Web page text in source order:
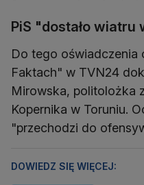
PiS "dostało wiatru
Do tego oświadczenia
Faktach" w TVN24
Mirowska, politolożka
Kopernika w Toruniu.
"przechodzi do
DOWIEDZ SIĘ WIĘCEJ: